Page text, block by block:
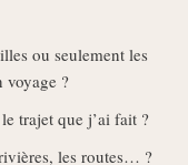
ou seulement les
voyage ?
trajet que j’ai fait ?
les routes… ?